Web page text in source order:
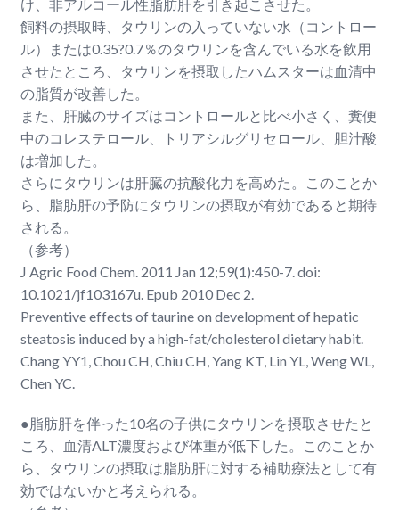
け、非アルコール性脂肪肝を引き起こさせた。
飼料の摂取時、タウリンの入っていない水（コントロー
ル）または0.35?0.7％のタウリンを含んでいる水を飲用
させたところ、タウリンを摂取したハムスターは血清中
の脂質が改善した。
また、肝臓のサイズはコントロールと比べ小さく、糞便
中のコレステロール、トリアシルグリセロール、胆汁酸
は増加した。
さらにタウリンは肝臓の抗酸化力を高めた。このことか
ら、脂肪肝の予防にタウリンの摂取が有効であると期待
される。
（参考）
J Agric Food Chem. 2011 Jan 12;59(1):450-7. doi:
10.1021/jf103167u. Epub 2010 Dec 2.
Preventive effects of taurine on development of hepatic
steatosis induced by a high-fat/cholesterol dietary habit.
Chang YY1, Chou CH, Chiu CH, Yang KT, Lin YL, Weng WL,
Chen YC.
●脂肪肝を伴った10名の子供にタウリンを摂取させたと
ころ、血清ALT濃度および体重が低下した。このことか
ら、タウリンの摂取は脂肪肝に対する補助療法として有
効ではないかと考えられる。